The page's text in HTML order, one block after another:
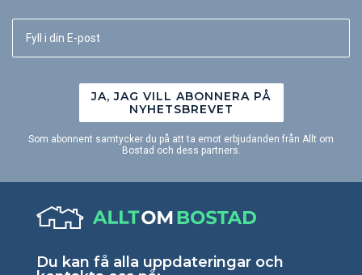
JA, JAG VILL ABONNERA PÅ
NYHETSBREVET
Som abonnent samtycker du på att ta emot erbjudanden från Allt om
Bostad och dess partners.
Du kan få alla uppdateringar och